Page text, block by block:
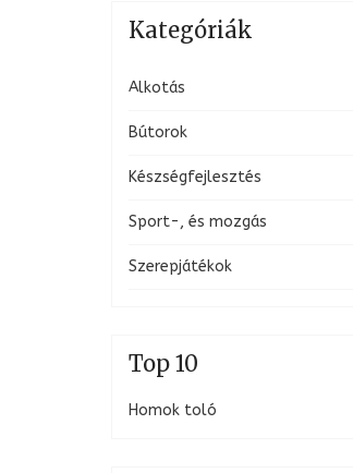
Kategóriák
Alkotás
Bútorok
Készségfejlesztés
Sport-, és mozgás
Szerepjátékok
Top 10
Homok toló